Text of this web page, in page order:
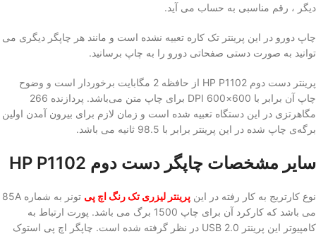
دیگر ، رقم مناسبی به حساب می آید.
چاپ دورو در این پرینتر تک کاره تعبیه نشده است و مانند هر چاپگر دیگری می
توانید به صورت دستی صفحاتی دورو را به چاپ برسانید.
پرینتر دست دوم HP P1102 از حافظه 2 مگابایت برخوردار است و وضوح
چاپ آن برابر با 600×600 DPI برای چاپ متن می‌باشد. پردازنده 266
مگاهرتزی در این دستگاه تعبیه شده است و زمان لازم برای بیرون آمدن اولین
برگه‌ی چاپ شده در این پرینتر برابر با 98.5 ثانیه می باشد.
سایر مشخصات چاپگر دست دوم HP P1102
نوع کارتریج به کار رفته در این پرینتر لیزری تک رنگ اچ پی
تونر به شماره 85A
می باشد که کارکرد آن برای چاپ 1500 برگ می باشد. پورت ارتباط به
کامپیوتر این پرینتر USB 2.0 در نظر گرفته شده است. چاپگر اچ پی استوک